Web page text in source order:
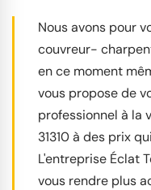
Nous avons pour
couvreur-
en ce moment
vous propose de
professionnel à la
31310 à des prix
L'entreprise Éclat
vous rendre plus